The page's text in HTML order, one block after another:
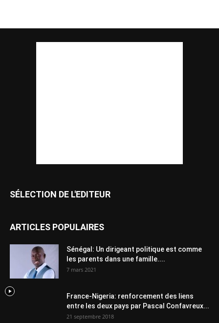
SÉLECTION DE L'EDITEUR
ARTICLES POPULAIRES
Sénégal: Un dirigeant politique est comme
les parents dans une famille....
7 mars 2021
France-Nigeria: renforcement des liens
entre les deux pays par Pascal Confavreux...
21 septembre 2018